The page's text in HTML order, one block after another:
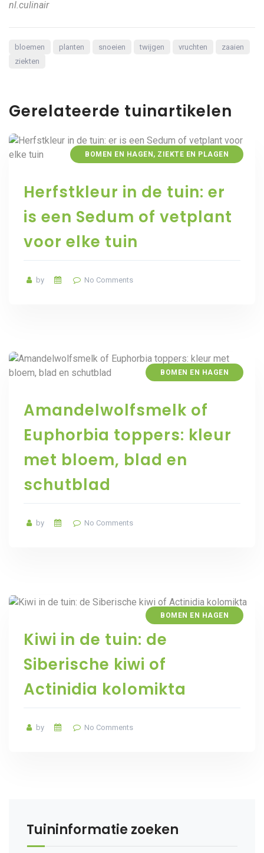
nl.culinair
bloemen planten snoeien twijgen vruchten
zaaien
ziekten
Gerelateerde tuinartikelen
BOMEN EN HAGEN , ZIEKTE EN PLAGEN
Herfstkleur in de tuin: er
is een Sedum of vetplant
voor elke tuin
by No Comments
BOMEN EN HAGEN
Amandelwolfsmelk of
Euphorbia toppers: kleur
met bloem, blad en
schutblad
by No Comments
BOMEN EN HAGEN
Kiwi in de tuin: de
Siberische kiwi of
Actinidia kolomikta
by No Comments
Tuininformatie zoeken